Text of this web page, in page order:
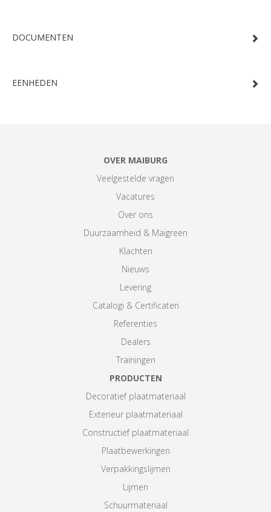
DOCUMENTEN
EENHEDEN
OVER MAIBURG
Veelgestelde vragen
Vacatures
Over ons
Duurzaamheid & Maigreen
Klachten
Nieuws
Levering
Catalogi & Certificaten
Referenties
Dealers
Trainingen
PRODUCTEN
Decoratief plaatmateriaal
Exterieur plaatmateriaal
Constructief plaatmateriaal
Plaatbewerkingen
Verpakkingslijmen
Lijmen
Schuurmateriaal